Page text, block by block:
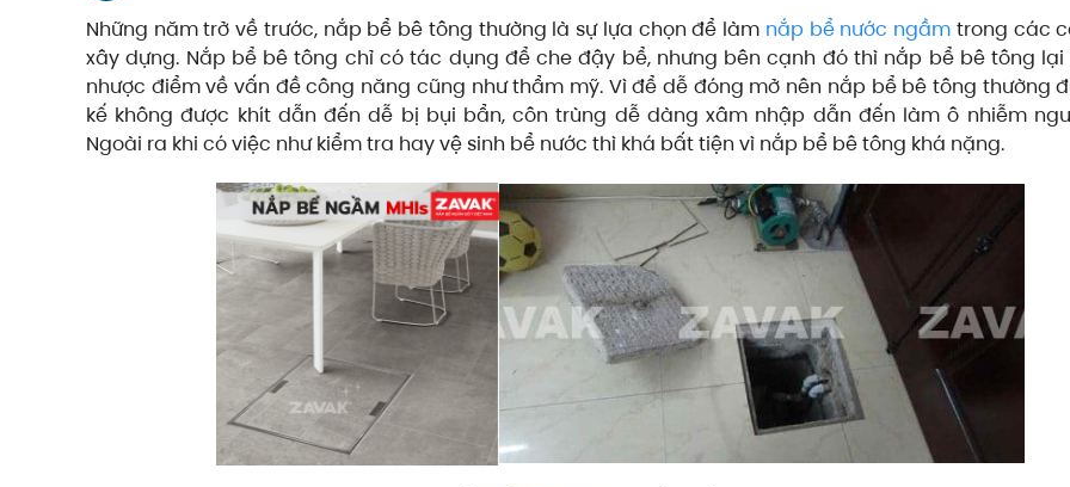
Những năm trở về trước, nắp bể bê tông thường là sự lựa chọn để làm nắp bể nước ngầm trong các
xây dựng. Nắp bể bê tông chỉ có tác dụng để che đậy bể, nhưng bên cạnh đó thì nắp bể bê tông lại
nhược điểm về vấn đề công năng cũng như thẩm mỹ. Vì để dễ đóng mở nên nắp bể bê tông thường
kế không được khít dẫn đến dễ bị bụi bẩn, côn trùng dễ dàng xâm nhập dẫn đến làm ô nhiễm
Ngoài ra khi có việc như kiểm tra hay vệ sinh bể nước thì khá bất tiện vì nắp bể bê tông khá nặng.